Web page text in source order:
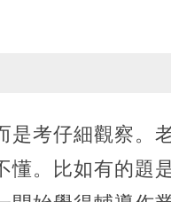
是考仔細觀察。
懂。比如有的題